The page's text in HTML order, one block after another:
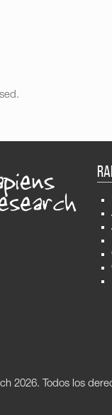
2026. Todos los